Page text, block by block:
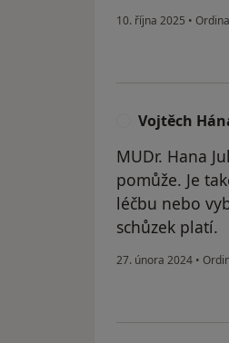
10. října 2025 •
Vojtěch
MUDr. Hana
pomůže. Je
léčbu nebo
schůzek platí.
27. února 2024 •